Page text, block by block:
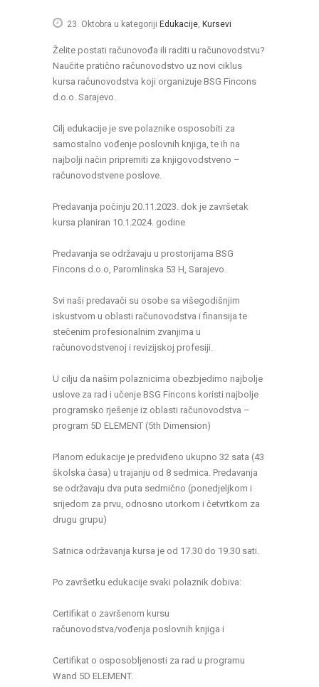
23. Oktobra u kategoriji Edukacije Kursevi
Želite postati računovođa ili raditi u računovodstvu?
Naučite pratično računovodstvo uz novi ciklus
kursa računovodstva koji organizuje BSG Fincons
d.o.o. Sarajevo.
Cilj edukacije je sve polaznike osposobiti za
samostalno vođenje poslovnih knjiga, te ih na
najbolji način pripremiti za knjigovodstveno –
računovodstvene poslove.
Predavanja počinju 20.11.2023. dok je završetak
kursa planiran 10.1.2024. godine
Predavanja se održavaju u prostorijama BSG
Fincons d.o.o, Paromlinska 53 H, Sarajevo.
Svi naši predavači su osobe sa višegodišnjim
iskustvom u oblasti računovodstva i finansija te
stečenim profesionalnim zvanjima u
računovodstvenoj i revizijskoj profesiji.
U cilju da našim polaznicima obezbjedimo najbolje
uslove za rad i učenje BSG Fincons koristi najbolje
programsko rješenje iz oblasti računovodstva –
program 5D ELEMENT (5th Dimension)
Planom edukacije je predviđeno ukupno 32 sata (43
školska časa) u trajanju od 8 sedmica. Predavanja
se održavaju dva puta sedmično (ponedjeljkom i
srijedom za prvu, odnosno utorkom i četvrtkom za
drugu grupu)
Satnica održavanja kursa je od 17.30 do 19.30 sati.
Po završetku edukacije svaki polaznik dobiva:
Certifikat o završenom kursu
računovodstva/vođenja poslovnih knjiga i
Certifikat o osposobljenosti za rad u programu
Wand 5D ELEMENT.